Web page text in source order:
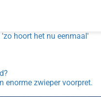
'zo hoort het nu eenmaal'
enorme zwieper voorpret.